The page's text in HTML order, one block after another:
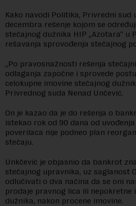
Kako navodi Politika, Privredni sud
decembra rešenje kojom se
stečajnog dužnika HIP „Azotara“ u
rešavanja sprovođenja stečajnog
„Po pravosnažnosti rešenja
odlaganja započne i sprovede
celokupne imovine stečajnog
Privrednog suda Nenad Unčević.
On je kazao da je do rešenja o
istekao rok od 90 dana od
poverilaca nije podneo plan
stečaju.
Unkčević je objasnio da bankrot
stečajnog upravnika, uz saglanost
odlučivati o dva načina da se oni
prodaje pravnog lica ili nepokretne
dužnika, nakon procene imovine.